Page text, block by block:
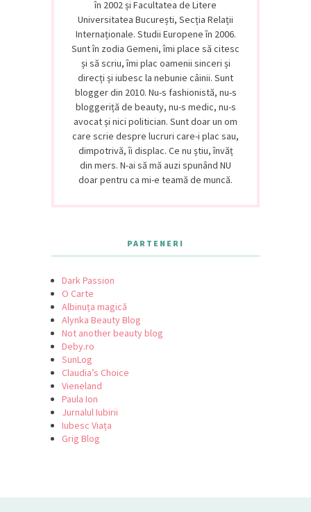
în 2002 și Facultatea de Litere
Universitatea București, Secția Relații
Internaționale. Studii Europene în 2006.
Sunt în zodia Gemeni, îmi place să citesc
și să scriu, îmi plac oamenii sinceri și
direcți și iubesc la nebunie câinii. Sunt
blogger din 2010. Nu-s fashionistă, nu-s
bloggeriță de beauty, nu-s medic, nu-s
avocat și nici politician. Sunt doar un om
care scrie despre lucruri care-i plac sau,
dimpotrivă, îi displac. Ce nu știu, învăț
din mers. N-ai să mă auzi spunând NU
doar pentru ca mi-e teamă de muncă.
PARTENERI
Dark Passion
O Carte
Albinuța magică
Alynka Beauty Blog
Not another beauty blog
Deby.ro
SunLog
Claudia’s Choice
Vieneland
Paula Ion
Jurnalul Iubirii
Iubesc Viața
Grig Blog